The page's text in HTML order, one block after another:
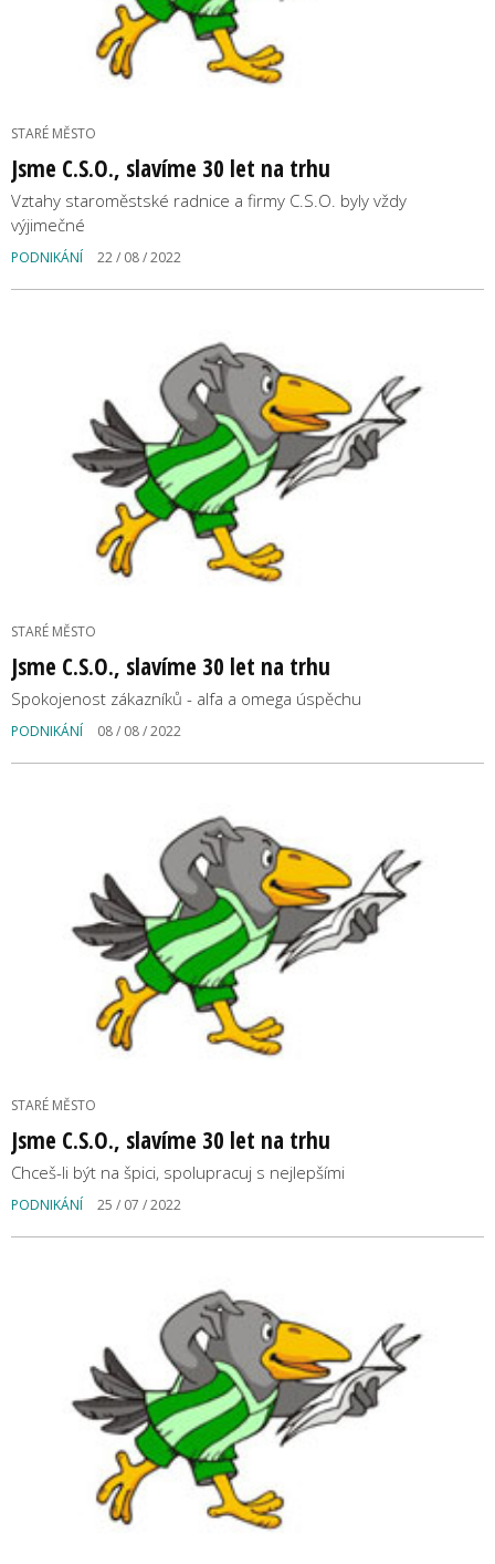
STARÉ MĚSTO
Jsme C.S.O., slavíme 30 let na trhu
Vztahy staroměstské radnice a firmy C.S.O. byly vždy
výjimečné
PODNIKÁNÍ 22 / 08 / 2022
STARÉ MĚSTO
Jsme C.S.O., slavíme 30 let na trhu
Spokojenost zákazníků - alfa a omega úspěchu
PODNIKÁNÍ 08 / 08 / 2022
STARÉ MĚSTO
Jsme C.S.O., slavíme 30 let na trhu
Chceš-li být na špici, spolupracuj s nejlepšími
PODNIKÁNÍ 25 / 07 / 2022